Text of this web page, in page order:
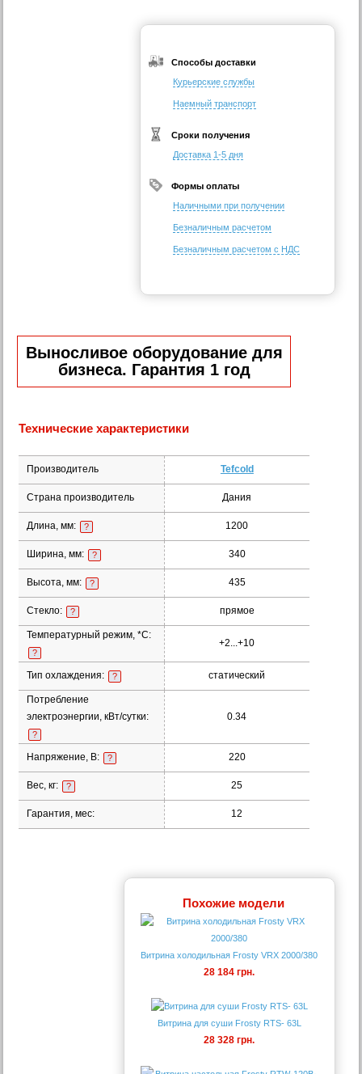
Способы доставки
Курьерские службы
Наемный транспорт
Сроки получения
Доставка 1-5 дня
Формы оплаты
Наличными при получении
Безналичным расчетом
Безналичным расчетом с НДС
Выносливое оборудование для
бизнеса. Гарантия 1 год
Технические характеристики
Производитель Tefcold
Страна производитель Дания
Длина, мм: ? 1200
Ширина, мм: ? 340
Высота, мм: ? 435
Стекло: ? прямое
Температурный режим, *С:
?
+2...+10
Тип охлаждения: ? статический
Потребление
электроэнергии, кВт/сутки:
?
0.34
Напряжение, В: ? 220
Вес, кг: ? 25
Гарантия, мес: 12
Похожие модели
Витрина холодильная Frosty VRX 2000/380
28 184 грн.
Витрина для суши Frosty RTS- 63L
28 328 грн.